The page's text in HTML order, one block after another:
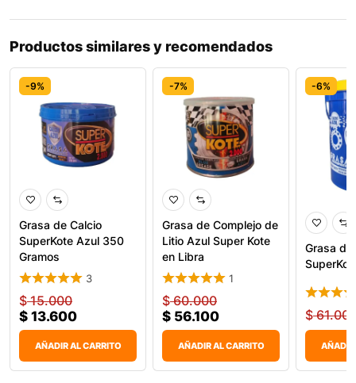
Productos similares y recomendados
-9%
Grasa de Calcio
SuperKote Azul 350
Gramos
3
$15.000
$ 13.600
AÑADIR AL CARRITO
-7%
Grasa de Complejo de
Litio Azul Super Kote
en Libra
1
$60.000
$ 56.100
AÑADIR AL CARRITO
-6%
Grasa de
$
AÑADIR